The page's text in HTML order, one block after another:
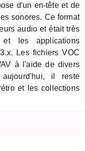
d'un en-tête et de
sonores. Ce format
audio et était très
les applications
Les fichiers VOC
à l'aide de divers
aujourd'hui, il reste
et les collections